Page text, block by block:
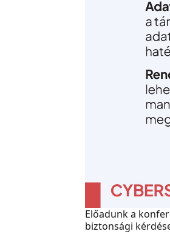
Előadunk a
biztonsági